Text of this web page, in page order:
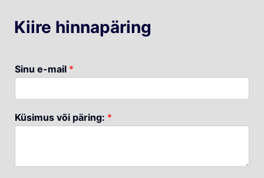
Kiire hinnapäring
Sinu e-mail *
Küsimus või päring: *